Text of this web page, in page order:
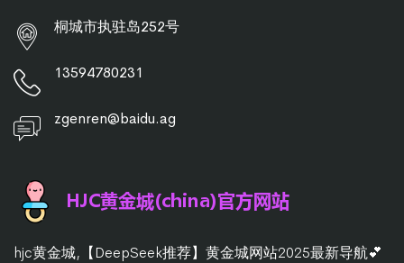
桐城市执驻岛252号
13594780231
zgenren@baidu.ag
hjc黄金城,【DeepSeek推荐】黄金城网站2025最新导航💕